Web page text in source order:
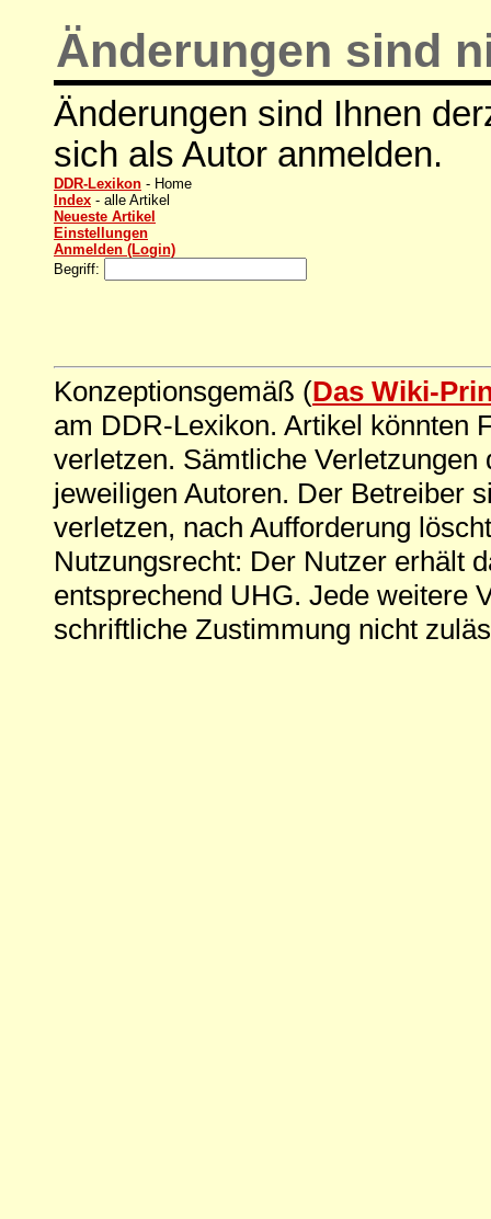
Änderungen sind
Änderungen sind Ihnen
sich als Autor anmelden.
DDR-Lexikon - Home
Index - alle Artikel
Neueste Artikel
Einstellungen
Anmelden (Login)
Begriff:
Konzeptionsgemäß (Das Wiki-
am DDR-Lexikon. Artikel könnten
verletzen. Sämtliche
jeweiligen Autoren. Der Betreiber
verletzen, nach Aufforderung
Nutzungsrecht: Der Nutzer erhält
entsprechend UHG. Jede weitere
schriftliche Zustimmung nicht